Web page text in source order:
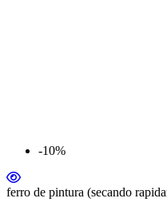
-10%
ferro de pintura (secando